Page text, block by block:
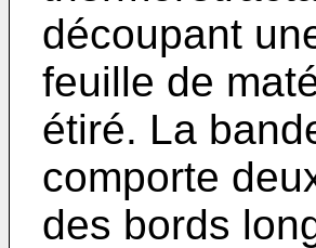
découpant
feuille de
étiré. La
comporte
des bords